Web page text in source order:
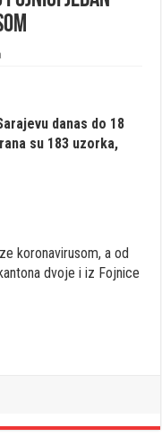
danas do 18
su 183 uzorka,
koronavirusom, a od
dvoje i iz Fojnice